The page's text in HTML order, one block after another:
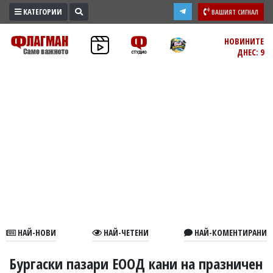
ПРОМО
ЗОНА
В
КАТЕГОРИИ ВАШИЯТ СИГНАЛ
НОВИНИТЕ
ДНЕС: 9
НАЙ-НОВИ НАЙ-ЧЕТЕНИ НАЙ-КОМЕНТИРАНИ
Бургаски пазари ЕООД кани на празничен